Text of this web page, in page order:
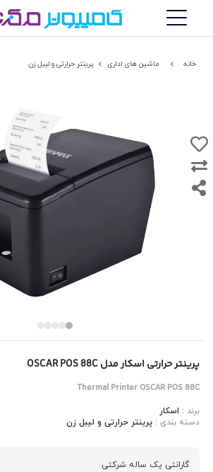
خانه ماشین های اداری پرینتر حرارتی و لیبل زن
پرینتر حرارتی اسکار مدل OSCAR POS 88C
Thermal Printer OSCAR POS 88C
برند : اسکار
دسته بندی :پرینتر حرارتی و لیبل زن
گارانتی یک ساله شرکتی